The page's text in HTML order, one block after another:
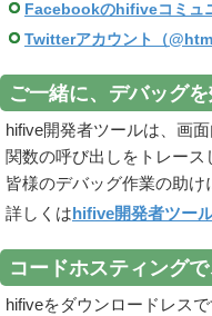
Facebookのhifiveコミュ
Twitterアカウント（
ご一緒に、デバッグ
hifive開発者ツールは、画
関数の呼び出しをトレース
皆様のデバッグ作業の助け
詳しくはhifive開発者ツー
コードホスティング
hifiveをダウンロードレス